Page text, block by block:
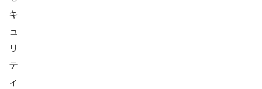
キ
ュ
リ
テ
ィ